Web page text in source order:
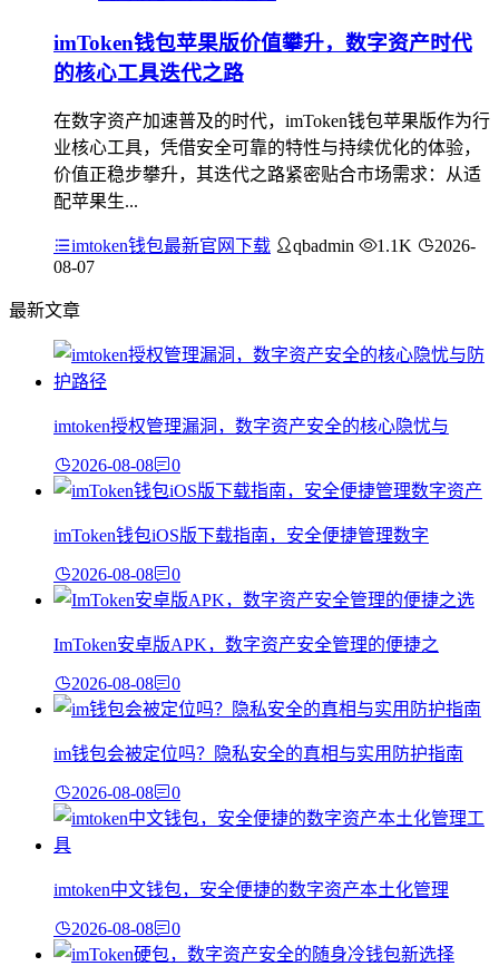
imToken钱包苹果版价值攀升，数字资产时代
的核心工具迭代之路
在数字资产加速普及的时代，imToken钱包苹果版作为行
业核心工具，凭借安全可靠的特性与持续优化的体验，
价值正稳步攀升，其迭代之路紧密贴合市场需求：从适
配苹果生...
imtoken钱包最新官网下载 qbadmin 1.1K
2026-
08-07
最新文章
imtoken授权管理漏洞，数字资产安全的核心隐忧与
2026-08-08 0
imToken钱包iOS版下载指南，安全便捷管理数字
2026-08-08 0
ImToken安卓版APK，数字资产安全管理的便捷之
2026-08-08 0
im钱包会被定位吗？隐私安全的真相与实用防护指南
2026-08-08 0
imtoken中文钱包，安全便捷的数字资产本土化管理
2026-08-08 0